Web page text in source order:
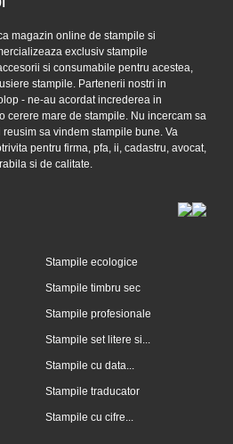
magazin online de stampile si
exclusiv stampile
si consumabile pentru acestea,
stampile. Partenerii nostri in
- ne-au acordat increderea in
cerere mare de stampile. Nu incercam sa
sa vindem stampile bune. Va
pentru firma, pfa, ii, cadastru, avocat,
si de calitate.
Stampile ecologice
Stampile timbru sec
Stampile profesionale
Stampile set litere si...
Stampile cu data...
Stampile traducator
Stampile cu cifre...